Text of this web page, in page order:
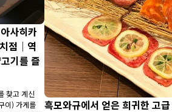
사히카
점｜역
기를 즐
찾고 계신
이) 가게를
흑모와규에서 얻은 희귀한 고